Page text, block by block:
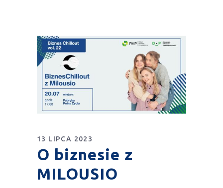
13 LIPCA 2023
O biznesie z
MILOUSIO